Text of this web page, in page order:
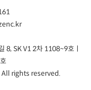
8, SK V1 2차 1108~9호 ㅣ
All rights reserved.